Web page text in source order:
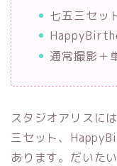
七五三セッ
通常撮影＋
スタジオアリスに
三セット、
あります。だいた